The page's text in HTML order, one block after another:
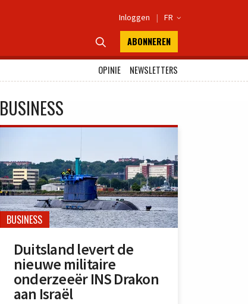
Inloggen | FR 
 ABONNEREN
OPINIE
NEWSLETTERS
BUSINESS
BUSINESS
Duitsland levert de
nieuwe militaire
onderzeeër INS Drakon
aan Israël